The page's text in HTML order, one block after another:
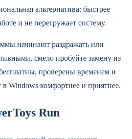
альтернатива: быстрее
и не перегружает систему.
начинают раздражать или
смело пробуйте замену из
проверены временем и
в Windows комфортнее и приятнее.
Run